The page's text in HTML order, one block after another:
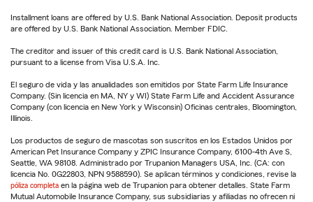
Installment loans are offered by U.S. Bank National Association. Deposit products
are offered by U.S. Bank National Association. Member FDIC.
The creditor and issuer of this credit card is U.S. Bank National Association,
pursuant to a license from Visa U.S.A. Inc.
El seguro de vida y las anualidades son emitidos por State Farm Life Insurance
Company. (Sin licencia en MA, NY y WI) State Farm Life and Accident Assurance
Company (con licencia en New York y Wisconsin) Oficinas centrales, Bloomington,
Illinois.
Los productos de seguro de mascotas son suscritos en los Estados Unidos por
American Pet Insurance Company y ZPIC Insurance Company, 6100-4th Ave S,
Seattle, WA 98108. Administrado por Trupanion Managers USA, Inc. (CA: con
licencia No. 0G22803, NPN 9588590). Se aplican términos y condiciones, revise la
póliza completa en la página web de Trupanion para obtener detalles. State Farm
Mutual Automobile Insurance Company, sus subsidiarias y afiliadas no ofrecen ni